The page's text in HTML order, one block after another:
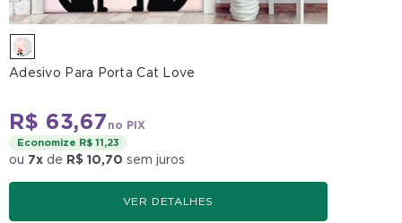
Adesivo Para Porta Cat Love
R$ 63,67 no PIX
Economize R$ 11,23
ou 7x de R$ 10,70 sem juros
VER DETALHES